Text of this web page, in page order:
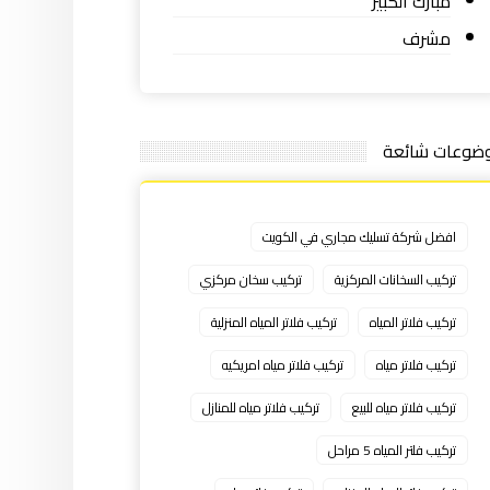
مشرف
شائعة
افضل شركة تسليك مجاري في الكويت
تركيب السخانات المركزية
تركيب سخان مركزي
تركيب فلاتر المياه
تركيب فلاتر المياه المنزلية
تركيب فلاتر مياه
تركيب فلاتر مياه امريكيه
تركيب فلاتر مياه للبيع
تركيب فلاتر مياه للمنازل
تركيب فلتر المياه 5 مراحل